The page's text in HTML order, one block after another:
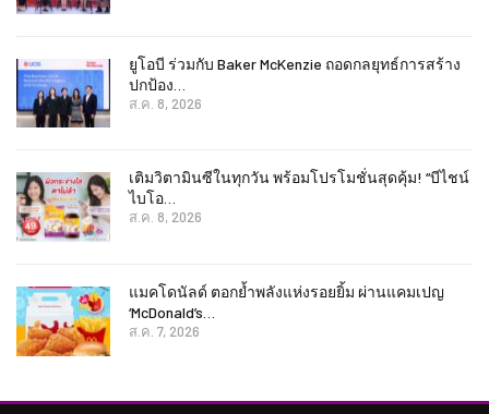
ยูโอบี ร่วมกับ Baker McKenzie ถอดกลยุทธ์การสร้าง
ปกป้อง…
ส.ค. 8, 2026
เติมวิตามินซีในทุกวัน พร้อมโปรโมชั่นสุดคุ้ม! “บีไชน์
ไบโอ…
ส.ค. 8, 2026
แมคโดนัลด์ ตอกย้ำพลังแห่งรอยยิ้ม ผ่านแคมเปญ
‘McDonald’s…
ส.ค. 7, 2026